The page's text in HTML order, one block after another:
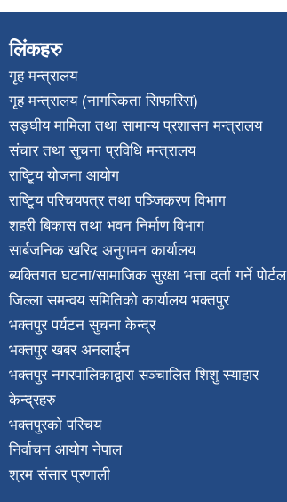
लिंकहरु
गृह मन्त्रालय
गृह मन्त्रालय (नागरिकता सिफारिस)
सङ्घीय मामिला तथा सामान्य प्रशासन मन्त्रालय
संचार तथा सुचना प्रविधि मन्त्रालय
राष्टि्ृय योजना आयोग
राष्टि्ृय परिचयपत्र तथा पञ्जिकरण विभाग
शहरी बिकास तथा भवन निर्माण विभाग
सार्बजनिक खरिद अनुगमन कार्यालय
ब्यक्तिगत घटना/सामाजिक सुरक्षा भत्ता दर्ता गर्ने पोर्टल
जिल्ला समन्वय समितिको कार्यालय भक्तपुर
भक्तपुर पर्यटन सुचना केन्द्र
भक्तपुर खबर अनलाईन
भक्तपुर नगरपालिकाद्वारा सञ्चालित शिशु स्याहार
केन्द्रहरु
भक्तपुरकाे परिचय
निर्वाचन आयोग नेपाल
श्रम संसार प्रणाली